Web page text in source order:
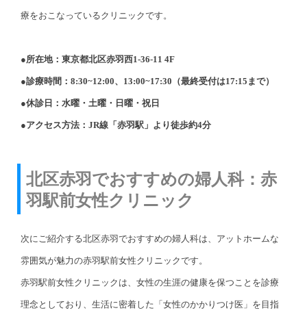
療をおこなっているクリニックです。
●所在地：東京都北区赤羽西1-36-11 4F
●診療時間：8:30~12:00、13:00~17:30（最終受付は17:15まで）
●休診日：水曜・土曜・日曜・祝日
●アクセス方法：JR線「赤羽駅」より徒歩約4分
北区赤羽でおすすめの婦人科：赤
羽駅前女性クリニック
次にご紹介する北区赤羽でおすすめの婦人科は、アットホームな
雰囲気が魅力の赤羽駅前女性クリニックです。
赤羽駅前女性クリニックは、女性の生涯の健康を保つことを診療
理念としており、生活に密着した「女性のかかりつけ医」を目指